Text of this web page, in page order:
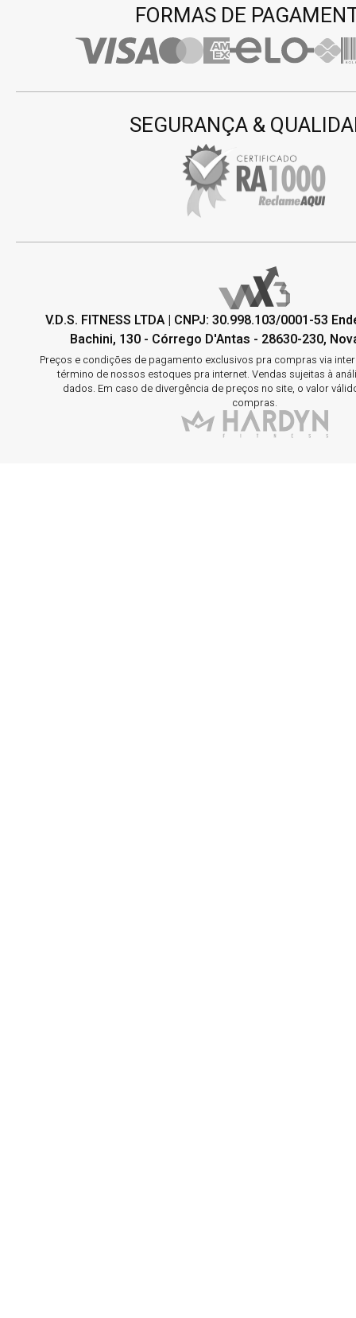
SEGURANÇA &
FORMAS DE
V.D.S. FITNESS LTDA | CNPJ: 30.998.103/0001-53
Bachini, 130 - Córrego D'Antas - 28630-230,
Preços e condições de pagamento exclusivos pra compras via
término de nossos estoques pra internet. Vendas sujeitas à
dados. Em caso de divergência de preços no site, o valor
compras.